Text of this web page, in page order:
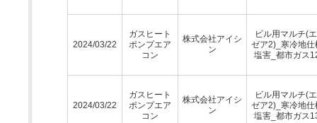
2024/03/22
ガスヒート
ポンプエア
コン
株式会社アイシ
ン
ビル用マルチ(
ゼア2)_寒冷地仕
塩害_都市ガス
2024/03/22
ガスヒート
ポンプエア
コン
株式会社アイシ
ン
ビル用マルチ(
ゼア2)_寒冷地仕
塩害_都市ガス